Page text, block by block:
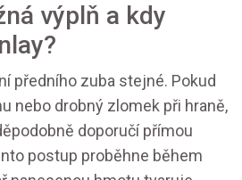
výplň a kdy
předního zuba stejné. Pokud
nebo drobný zlomek při hraně,
doporučí přímou
postup proběhne během